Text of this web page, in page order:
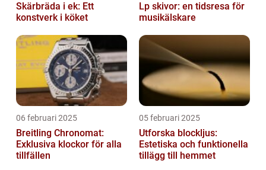
Skärbräda i ek: Ett
konstverk i köket
Lp skivor: en tidsresa för
musikälskare
06 februari 2025
Breitling Chronomat:
Exklusiva klockor för alla
tillfällen
05 februari 2025
Utforska blockljus:
Estetiska och funktionella
tillägg till hemmet